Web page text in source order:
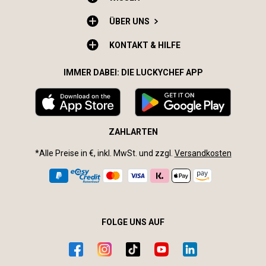
ÜBER UNS
KONTAKT & HILFE
IMMER DABEI: DIE LUCKYCHEF APP
ZAHLARTEN
*Alle Preise in €, inkl. MwSt. und zzgl. Versandkosten
FOLGE UNS AUF